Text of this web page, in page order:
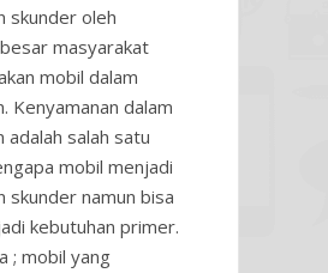
skunder oleh
masyarakat
mobil dalam
Kenyamanan dalam
adalah salah satu
mobil menjadi
skunder namun bisa
kebutuhan primer.
; mobil yang